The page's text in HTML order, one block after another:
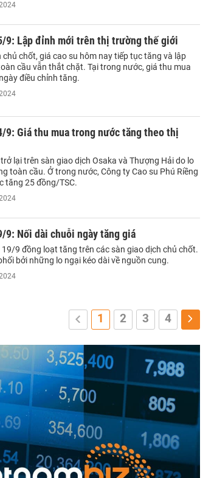
9: Lập đỉnh mới trên thị trường thế giới
chủ chốt, giá cao su hôm nay tiếp tục tăng và lập
cầu vẫn thắt chặt. Tại trong nước, giá thu mua
điều chỉnh tăng.
9: Giá thu mua trong nước tăng theo thị
lại trên sàn giao dịch Osaka và Thượng Hải do lo
toàn cầu. Ở trong nước, Công ty Cao su Phú Riềng
tăng 25 đồng/TSC.
9: Nối dài chuỗi ngày tăng giá
9 đồng loạt tăng trên các sàn giao dịch chủ chốt.
bởi những lo ngại kéo dài về nguồn cung.
1 2 3 4